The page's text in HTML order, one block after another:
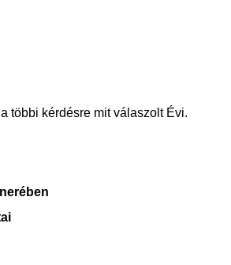
többi kérdésre mit válaszolt Évi.